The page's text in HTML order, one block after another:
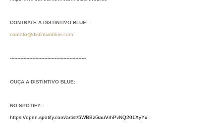
CONTRATE A DISTINTIVO BLUE:
contato@distintivoblue.com
---------------------------------------------------
OUÇA A DISTINTIVO BLUE:
NO SPOTIFY:
https://open.spotify.com/artist/5WBBzGauVrhPvNQ201XyYx